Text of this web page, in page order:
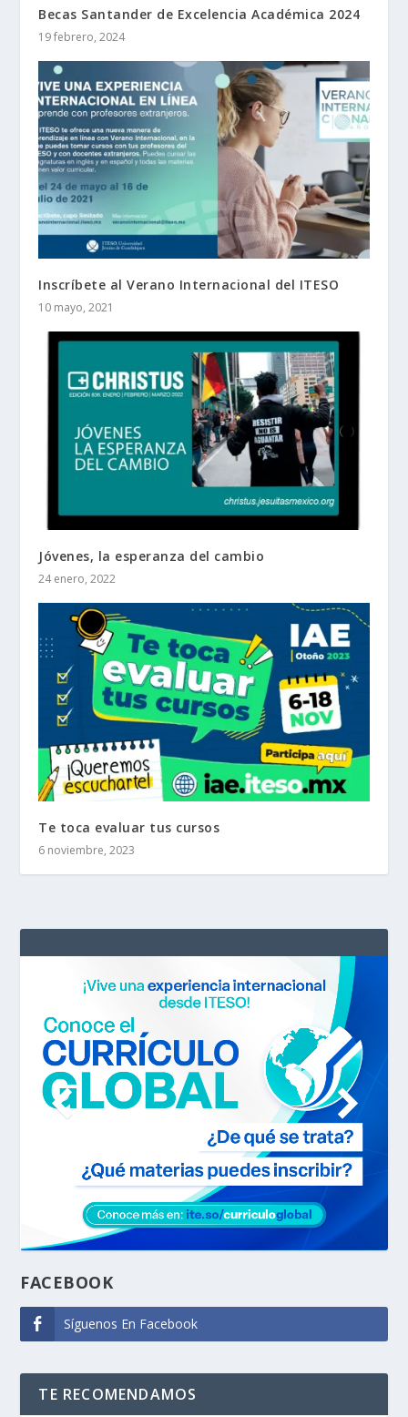
Becas Santander de Excelencia Académica 2024
19 febrero, 2024
Inscríbete al Verano Internacional del ITESO
10 mayo, 2021
Jóvenes, la esperanza del cambio
24 enero, 2022
Te toca evaluar tus cursos
6 noviembre, 2023
FACEBOOK
Síguenos En Facebook
TE RECOMENDAMOS